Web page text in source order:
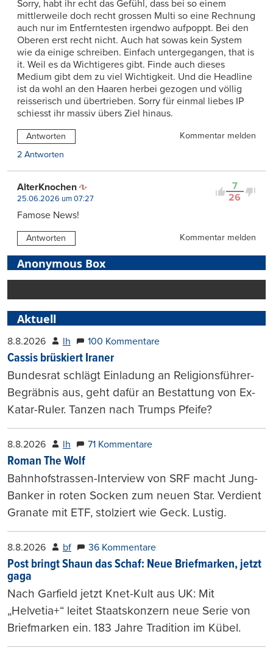
Sorry, habt ihr echt das Gefühl, dass bei so einem
mittlerweile doch recht grossen Multi so eine Rechnung
auch nur im Entferntesten irgendwo aufpoppt. Bei den
Oberen erst recht nicht. Auch hat sowas kein System
wie da einige schreiben. Einfach untergegangen, that is
it. Weil es da Wichtigeres gibt. Finde auch dieses
Medium gibt dem zu viel Wichtigkeit. Und die Headline
ist da wohl an den Haaren herbei gezogen und völlig
reisserisch und übertrieben. Sorry für einmal liebes IP
schiesst ihr massiv übers Ziel hinaus.
Antworten
Kommentar melden
2 Antworten
7
26
AlterKnochen
25.06.2026 um 07:27
Famose News!
Antworten Kommentar melden
Anonymous Box
Aktuell
8.8.2026 lh 100 Kommentare
Cassis brüskiert Iraner
Bundesrat schlägt Einladung an Religionsführer-
Begräbnis aus, geht dafür an Bestattung von Ex-
Katar-Ruler. Tanzen nach Trumps Pfeife?
8.8.2026 lh 71 Kommentare
Roman The Wolf
Bahnhofstrassen-Interview von SRF macht Jung-
Banker in roten Socken zum neuen Star. Verdient
Granate mit ETF, stolziert wie Geck. Lustig.
8.8.2026 bf 36 Kommentare
Post bringt Shaun das Schaf: Neue Briefmarken, jetzt
gaga
Nach Garfield jetzt Knet-Kult aus UK: Mit
„Helvetia+“ leitet Staatskonzern neue Serie von
Briefmarken ein. 183 Jahre Tradition im Kübel.